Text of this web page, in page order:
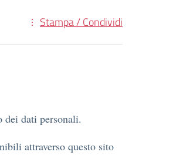
Stampa / Condividi
dati personali.
attraverso questo sito